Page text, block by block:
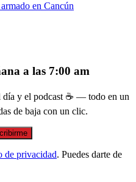
en Cancún
a las 7:00 am
día y el podcast ☕ — todo en un
de baja con un clic.
de privacidad. Puedes darte de